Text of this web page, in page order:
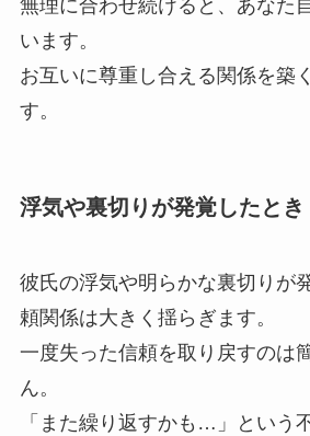
無理に合わせ続けると、あなた
います。
お互いに尊重し合える関係を築
す。
浮気や裏切りが発覚したとき
彼氏の浮気や明らかな裏切りが
頼関係は大きく揺らぎます。
一度失った信頼を取り戻すのは
ん。
「また繰り返すかも…」という